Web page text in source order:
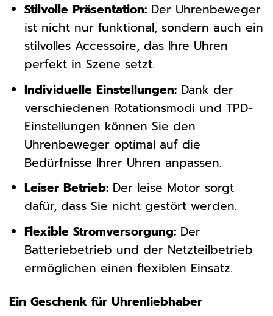
Stilvolle Präsentation:Der Uhrenbeweger
ist nicht nur funktional, sondern auch ein
stilvolles Accessoire, das Ihre Uhren
perfekt in Szene setzt.
Individuelle Einstellungen:Dank der
verschiedenen Rotationsmodi und TPD-
Einstellungen können Sie den
Uhrenbeweger optimal auf die
Bedürfnisse Ihrer Uhren anpassen.
Leiser Betrieb:Der leise Motor sorgt
dafür, dass Sie nicht gestört werden.
Flexible Stromversorgung:Der
Batteriebetrieb und der Netzteilbetrieb
ermöglichen einen flexiblen Einsatz.
Ein Geschenk für Uhrenliebhaber